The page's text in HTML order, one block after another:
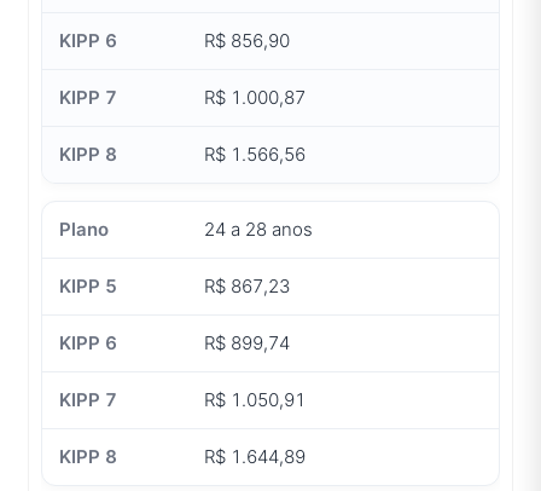
R$ 856,90
R$ 1.000,87
R$ 1.566,56
24 a 28 anos
R$ 867,23
R$ 899,74
R$ 1.050,91
R$ 1.644,89